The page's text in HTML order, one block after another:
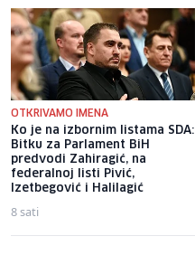
OTKRIVAMO IMENA
Ko je na izbornim listama SDA:
Bitku za Parlament BiH
predvodi Zahiragić, na
federalnoj listi Pivić,
Izetbegović i Halilagić
8 sati